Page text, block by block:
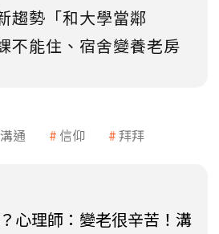
趨勢「和大學當鄰
不能住、宿舍變養老房
通 信仰 拜拜
心理師：變老很辛苦！溝